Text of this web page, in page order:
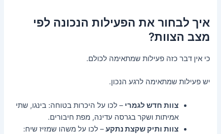
איך לבחור את הפעילות הנכונה לפי
מצב הצוות?
כי אין דבר כזה פעילות שמתאימה לכולם.
יש פעילות שמתאימה לרגע הנכון.
צוות חדש לגמרי – לכו על היכרות בטוחה: בינגו, שתי
אמיתות ושקר בגרסה עדינה, מפת חיבורים.
צוות ותיק שקצת נתקע– לכו על משהו שמזיז שיח: